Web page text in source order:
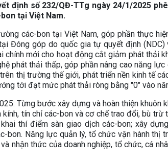
định số 232/QĐ-TTg ngày 24/1/2025
tại Việt Nam.
các-bon tại Việt Nam, góp phần thực
Đóng góp do quốc gia tự quyết định (NDC)
chính mới cho hoạt động cắt giảm phát thải
phát thải thấp, góp phần nâng cao năng lực
thị trường thế giới, phát triển nền kinh tế
tới đạt mức phát thải ròng bằng "0" vào
Từng bước xây dựng và hoàn thiện khuôn
tín chỉ các-bon và cơ chế trao đổi, bù trừ
thí điểm sàn giao dịch các-bon; xây
bon. Năng lực quản lý, tổ chức vận hành thị
nhận thức của doanh nghiệp, tổ chức, cá